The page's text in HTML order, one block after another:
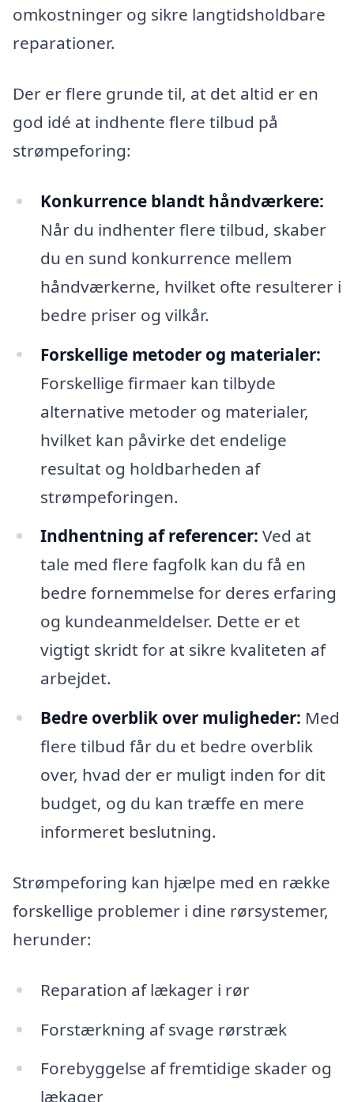
omkostninger og sikre langtidsholdbare
reparationer.
Der er flere grunde til, at det altid er en
god idé at indhente flere tilbud på
strømpeforing:
Konkurrence blandt håndværkere:
Når du indhenter flere tilbud, skaber
du en sund konkurrence mellem
håndværkerne, hvilket ofte resulterer i
bedre priser og vilkår.
Forskellige metoder og materialer:
Forskellige firmaer kan tilbyde
alternative metoder og materialer,
hvilket kan påvirke det endelige
resultat og holdbarheden af
strømpeforingen.
Indhentning af referencer: Ved at
tale med flere fagfolk kan du få en
bedre fornemmelse for deres erfaring
og kundeanmeldelser. Dette er et
vigtigt skridt for at sikre kvaliteten af
arbejdet.
Bedre overblik over muligheder: Med
flere tilbud får du et bedre overblik
over, hvad der er muligt inden for dit
budget, og du kan træffe en mere
informeret beslutning.
Strømpeforing kan hjælpe med en række
forskellige problemer i dine rørsystemer,
herunder:
Reparation af lækager i rør
Forstærkning af svage rørstræk
Forebyggelse af fremtidige skader og
lækager